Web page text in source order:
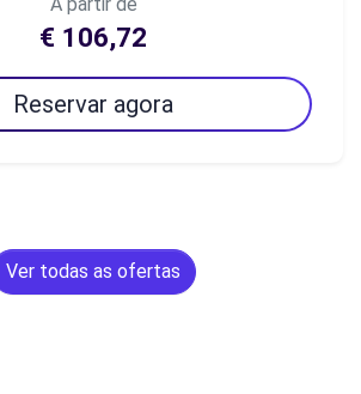
€ 106,72
Reservar agora
Ver todas as ofertas